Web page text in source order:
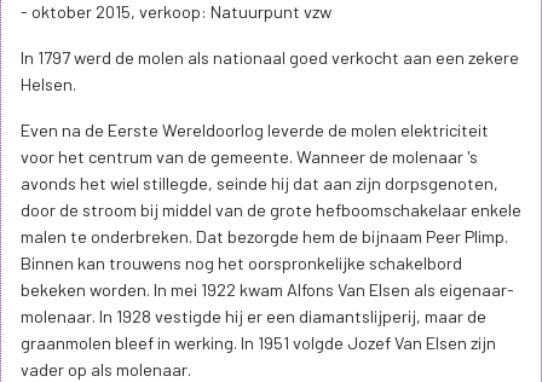
- oktober 2015, verkoop: Natuurpunt vzw
In 1797 werd de molen als nationaal goed verkocht aan een zekere
Helsen.
Even na de Eerste Wereldoorlog leverde de molen elektriciteit
voor het centrum van de gemeente. Wanneer de molenaar 's
avonds het wiel stillegde, seinde hij dat aan zijn dorpsgenoten,
door de stroom bij middel van de grote hefboomschakelaar enkele
malen te onderbreken. Dat bezorgde hem de bijnaam Peer Plimp.
Binnen kan trouwens nog het oorspronkelijke schakelbord
bekeken worden. In mei 1922 kwam Alfons Van Elsen als eigenaar-
molenaar. In 1928 vestigde hij er een diamantslijperij, maar de
graanmolen bleef in werking. In 1951 volgde Jozef Van Elsen zijn
vader op als molenaar.